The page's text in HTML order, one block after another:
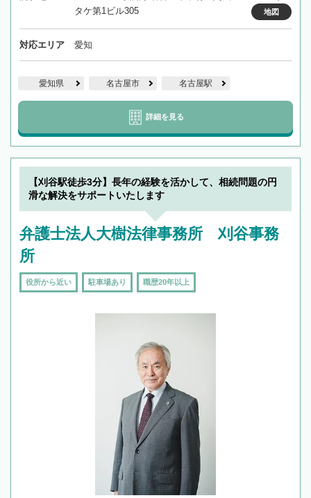
タケ第1ビル305
地図
対応エリア 愛知
愛知県 名古屋市 名古屋駅
詳細を見る
【刈谷駅徒歩3分】長年の経験を活かして、相続問題の円
滑な解決をサポートいたします
弁護士法人大樹法律事務所 刈谷事務
所
役所から近い 駐車場あり 職歴20年以上